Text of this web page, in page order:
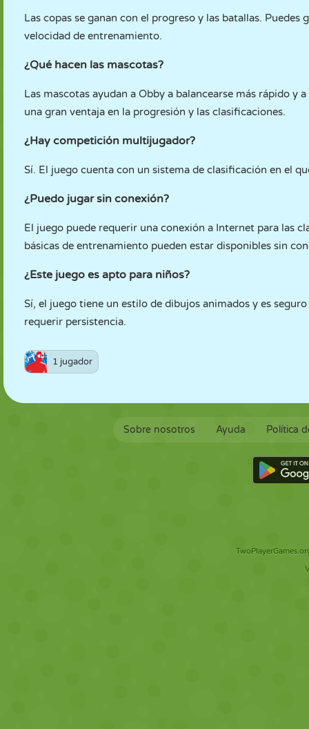
Las copas se ganan con el progreso y las batallas.
velocidad de entrenamiento.
¿Qué hacen las mascotas?
Las mascotas ayudan a Obby a balancearse más rápido
una gran ventaja en la progresión y las clasificaciones.
¿Hay competición multijugador?
Sí. El juego cuenta con un sistema de clasificación en el
¿Puedo jugar sin conexión?
El juego puede requerir una conexión a Internet para las
básicas de entrenamiento pueden estar disponibles sin
¿Este juego es apto para niños?
Sí, el juego tiene un estilo de dibujos animados y es
requerir persistencia.
1 jugador
Sobre nosotros Ayuda Política